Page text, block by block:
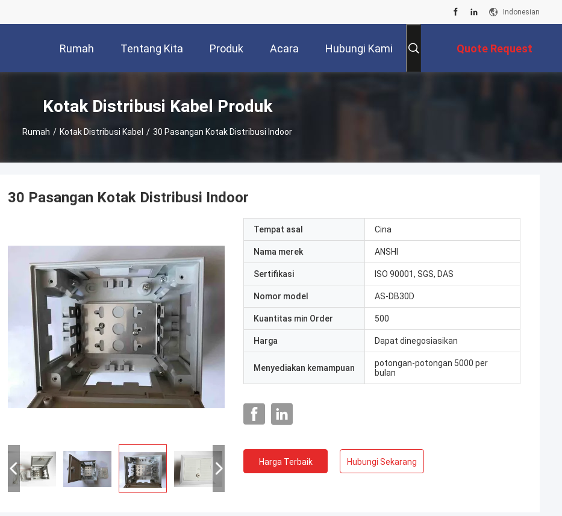
Indonesian
Rumah Tentang Kita Produk Acara Hubungi Kami Quote Request
Kotak Distribusi Kabel Produk
Rumah / Kotak Distribusi Kabel / 30 Pasangan Kotak Distribusi Indoor
30 Pasangan Kotak Distribusi Indoor
Tempat asal Cina
Nama merek ANSHI
Sertifikasi ISO 90001, SGS, DAS
Nomor model AS-DB30D
Kuantitas min Order 500
Harga Dapat dinegosiasikan
Menyediakan kemampuan
potongan-potongan 5000 per
bulan
Harga Terbaik Hubungi Sekarang